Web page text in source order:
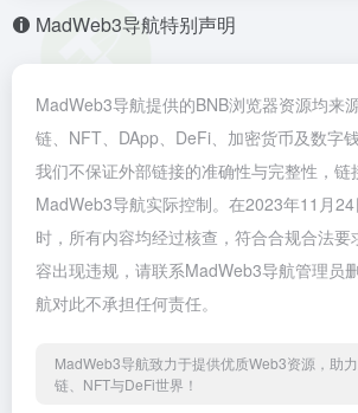
MadWeb3导航特别声明
MadWeb3导航提供的BNB浏览器资源均来
链、NFT、DApp、DeFi、加密货币及数字
我们不保证外部链接的准确性与完整性，链
MadWeb3导航实际控制。在2023年11月
时，所有内容均经过核查，符合合规合法要
容出现违规，请联系MadWeb3导航管理员
航对此不承担任何责任。
MadWeb3导航致力于提供优质Web3资源，助
链、NFT与DeFi世界！